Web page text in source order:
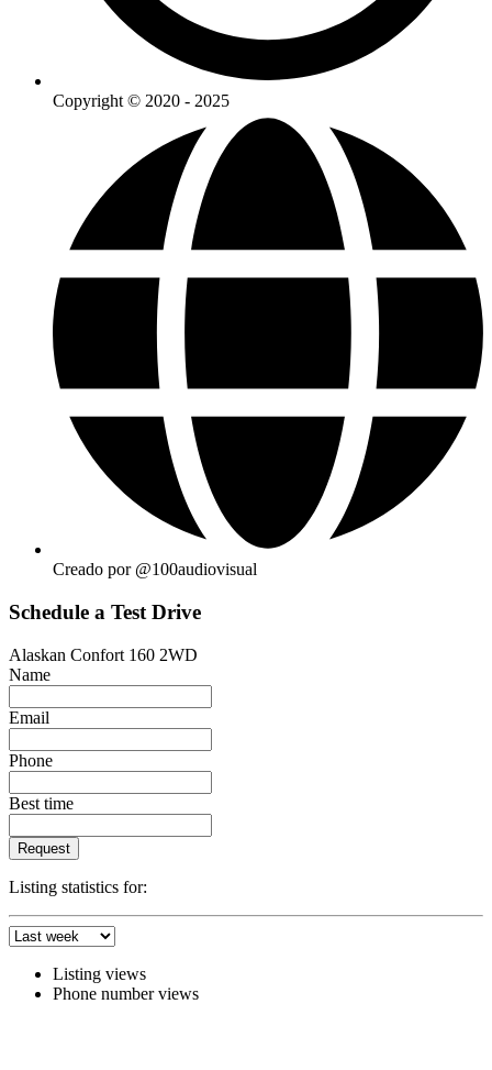
Copyright © 2020 - 2025
Creado por @100audiovisual
Schedule a Test Drive
Alaskan Confort 160 2WD
Name
Email
Phone
Best time
Request
Listing statistics for:
Listing views
Phone number views